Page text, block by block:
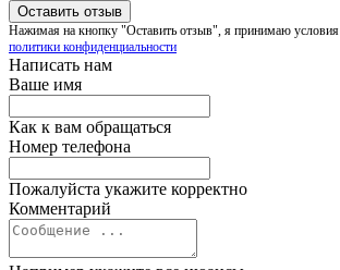
Нажимая на кнопку "Оставить отзыв", я принимаю условия
политики конфиденциальности
Написать нам
Ваше имя
Как к вам обращаться
Номер телефона
Пожалуйста укажите корректно
Комментарий